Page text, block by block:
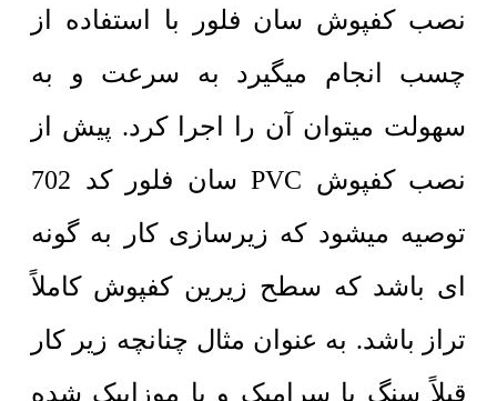
نصب کفپوش سان فلور با استفاده از
چسب انجام میگیرد به سرعت و به
سهولت میتوان آن را اجرا کرد. پیش از
نصب کفپوش PVC سان فلور کد 702
توصیه میشود که زیرسازی کار به گونه
ای باشد که سطح زیرین کفپوش کاملاً
تراز باشد. به عنوان مثال چنانچه زیر کار
قبلاً سنگ یا سرامیک و یا موزاییک شده